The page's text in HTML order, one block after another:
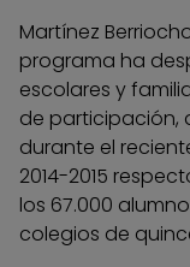
Martínez
programa ha
escolares y
de participación,
durante el
2014-2015
los 67.000
colegios de